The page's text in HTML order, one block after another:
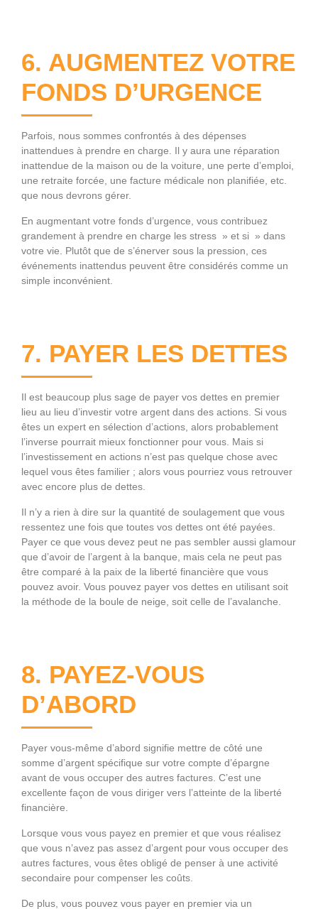
6. AUGMENTEZ VOTRE
FONDS D’URGENCE
Parfois, nous sommes confrontés à des dépenses
inattendues à prendre en charge. Il y aura une réparation
inattendue de la maison ou de la voiture, une perte d’emploi,
une retraite forcée, une facture médicale non planifiée, etc.
que nous devrons gérer.
En augmentant votre fonds d’urgence, vous contribuez
grandement à prendre en charge les stress » et si » dans
votre vie. Plutôt que de s’énerver sous la pression, ces
événements inattendus peuvent être considérés comme un
simple inconvénient.
7. PAYER LES DETTES
Il est beaucoup plus sage de payer vos dettes en premier
lieu au lieu d’investir votre argent dans des actions. Si vous
êtes un expert en sélection d’actions, alors probablement
l’inverse pourrait mieux fonctionner pour vous. Mais si
l’investissement en actions n’est pas quelque chose avec
lequel vous êtes familier ; alors vous pourriez vous retrouver
avec encore plus de dettes.
Il n’y a rien à dire sur la quantité de soulagement que vous
ressentez une fois que toutes vos dettes ont été payées.
Payer ce que vous devez peut ne pas sembler aussi glamour
que d’avoir de l’argent à la banque, mais cela ne peut pas
être comparé à la paix de la liberté financière que vous
pouvez avoir. Vous pouvez payer vos dettes en utilisant soit
la méthode de la boule de neige, soit celle de l’avalanche.
8. PAYEZ-VOUS
D’ABORD
Payer vous-même d’abord signifie mettre de côté une
somme d’argent spécifique sur votre compte d’épargne
avant de vous occuper des autres factures. C’est une
excellente façon de vous diriger vers l’atteinte de la liberté
financière.
Lorsque vous vous payez en premier et que vous réalisez
que vous n’avez pas assez d’argent pour vous occuper des
autres factures, vous êtes obligé de penser à une activité
secondaire pour compenser les coûts.
De plus, vous pouvez vous payer en premier via un